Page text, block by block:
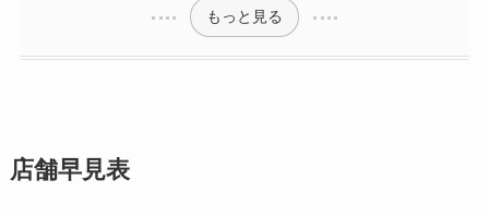
もっと見る
店舗早見表